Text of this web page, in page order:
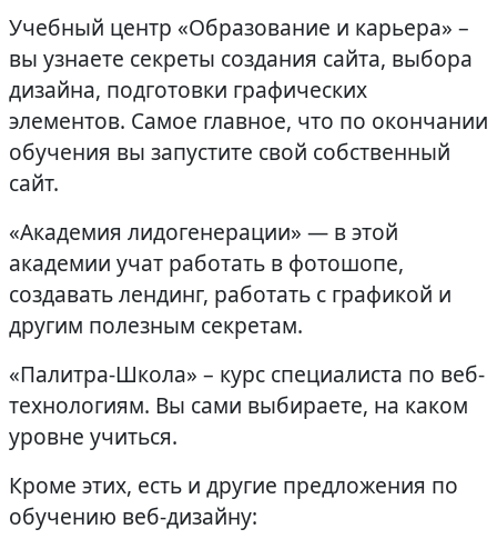
Учебный центр «Образование и карьера» –
вы узнаете секреты создания сайта, выбора
дизайна, подготовки графических
элементов. Самое главное, что по окончании
обучения вы запустите свой собственный
сайт.
«Академия лидогенерации» — в этой
академии учат работать в фотошопе,
создавать лендинг, работать с графикой и
другим полезным секретам.
«Палитра-Школа» – курс специалиста по веб-
технологиям. Вы сами выбираете, на каком
уровне учиться.
Кроме этих, есть и другие предложения по
обучению веб-дизайну: